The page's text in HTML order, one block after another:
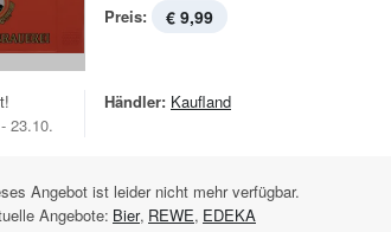
Preis: € 9,99
23.10.
Händler: Kaufland
Angebot ist leider nicht mehr verfügbar.
Angebote: Bier, REWE, EDEKA